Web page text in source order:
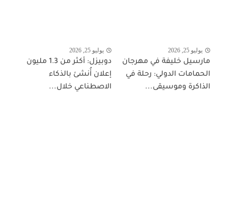
يوليو 25, 2026
مارسيل خليفة في مهرجان
الحمامات الدولي: رحلة في
الذاكرة وموسيقى...
يوليو 25, 2026
دوبيزل: أكثر من 1.3 مليون
إعلان أُنشئ بالذكاء
الاصطناعي خلال...